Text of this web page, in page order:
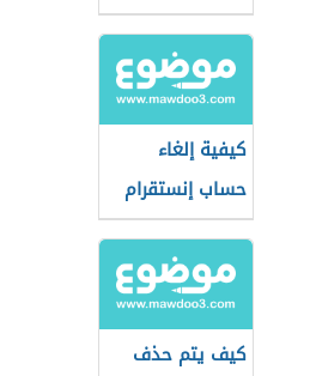
كيفية إلغاء
حساب إنستقرام
كيف يتم حذف